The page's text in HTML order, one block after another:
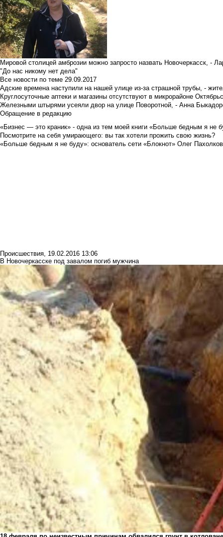
Мировой столицей амброзии можно запросто назвать Новочеркасск, -
"До нас никому нет дела"
Все новости по теме 29.09.2017
Адские времена наступили на нашей улице из-за страшной трубы, -
Круглосуточные аптеки и магазины отсутствуют в микрорайоне
Железными штырями усеяли двор на улице Поворотной, - Анна
Обращение в редакцию
«Бизнес — это краник» - одна из тем моей книги «Больше бедным я не
Посмотрите на себя умирающего: вы так хотели прожить свою жизнь?
«Больше бедным я не буду»: основатель сети «Блокнот» Олег Пахолков
Происшествия, 19.02.2016 13:06
В Новочеркасске под завалом погиб мужчина